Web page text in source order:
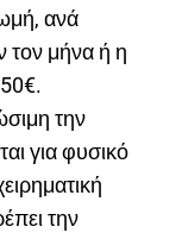
ανά
τον μήνα ή η
την
για φυσικό
την